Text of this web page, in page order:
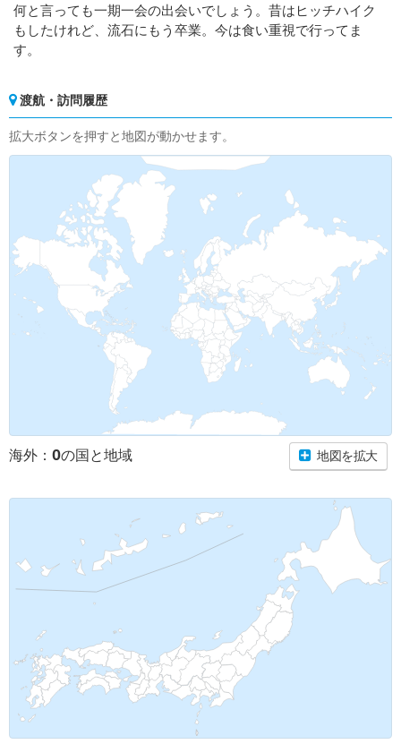
何と言っても一期一会の出会いでしょう。昔はヒッチハイク
もしたけれど、流石にもう卒業。今は食い重視で行ってま
す。
渡航・訪問履歴
拡大ボタンを押すと地図が動かせます。
海外： 0の国と地域 地図を拡大